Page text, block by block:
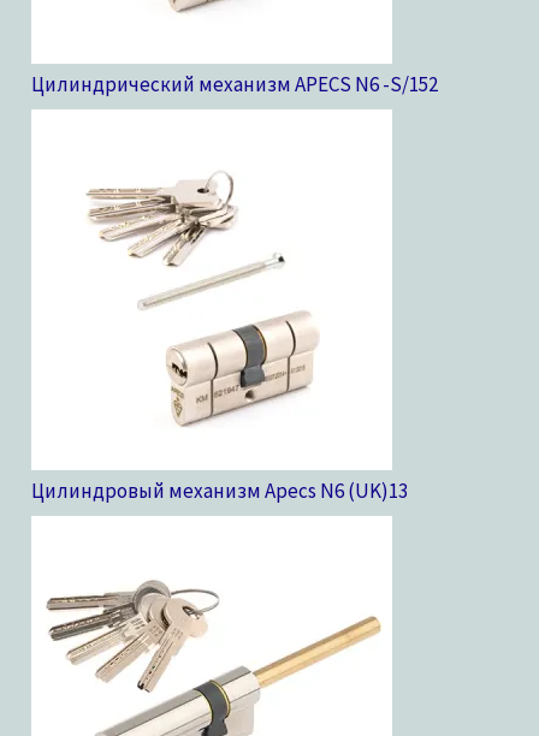
Цилиндрический механизм APECS N6 -S/152
Цилиндровый механизм Apecs N6 (UK)13